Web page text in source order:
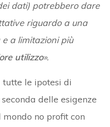
dati) potrebbero dare
riguardo a una
a limitazioni più
utilizzo».
tutte le ipotesi di
delle esigenze
mondo no profit con